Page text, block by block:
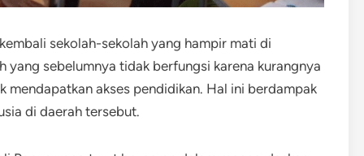
sekolah-sekolah yang hampir mati di
yang sebelumnya tidak berfungsi karena kurangnya
mendapatkan akses pendidikan. Hal ini berdampak
di daerah tersebut.